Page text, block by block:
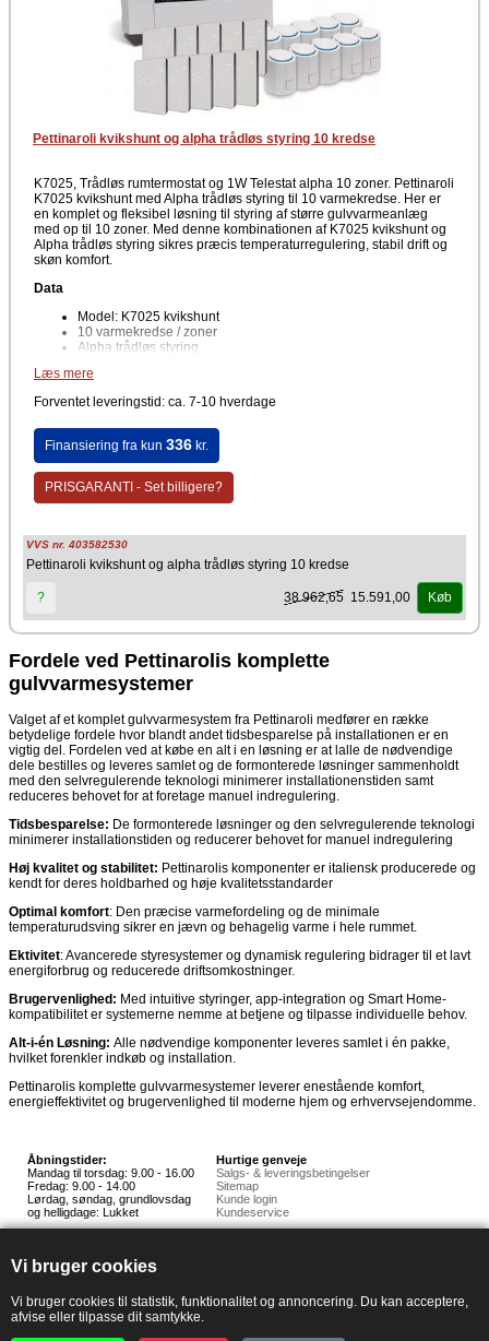
Vi bruger cookies
Vi bruger cookies til statistik, funktionalitet og annoncering. Du kan acceptere,
afvise eller tilpasse dit samtykke.
Pettinaroli kvikshunt og alpha trådløs styring 10 kredse
K7025, Trådløs rumtermostat og 1W Telestat alpha 10 zoner. Pettinaroli
K7025 kvikshunt med Alpha trådløs styring til 10 varmekredse. Her er
en komplet og fleksibel løsning til styring af større gulvvarmeanlæg
med op til 10 zoner. Med denne kombinationen af K7025 kvikshunt og
Alpha trådløs styring sikres præcis temperaturregulering, stabil drift og
skøn komfort.
Data
Model: K7025 kvikshunt
10 varmekredse / zoner
Alpha trådløs styring
1 W telestat
Velegnet til gulvvarme og lavtemperaturanlæg. Kan integreres i både
Fordele
Individuel temperaturstyring i op til 10 zoner
Trådløs styring giver fleksibel placering af rumtermostaten
Effektiv varmefordeling
Præcis temperaturregulering
Pettinaroli K7025 kvikshunt er designet til regulering af
fremløbstemperaturen i gulvvarmesystemer med flere kredse. Med den
medfølgende Alpha trådløse styring kan temperaturen justeres
trådløst med 1W telestaten. Effektiv sørger systemet for at varmen bliver
leveret præcist efter behov i hver kreds/zone. På den måde opnås en
mere en mere ensartet temperatur i boligen. Samtidig kan det være
intelligent og behovsstyret varmestyring.
Producent
Pettinaroli
Læs mere
Forventet leveringstid: ca. 7-10 hverdage
Finansiering fra kun 336kr.
PRISGARANTI - Set billigere?
VVS nr. 403582530
Pettinaroli kvikshunt og alpha trådløs styring 10 kredse
? 38.962,65 15.591,00 Køb
Fordele ved Pettinarolis komplette
gulvvarmesystemer
Valget af et komplet gulvvarmesystem fra Pettinaroli medfører en række
betydelige fordele hvor blandt andet tidsbesparelse på installationen er en
vigtig del. Fordelen ved at købe en alt i en løsning er at lalle de nødvendige
dele bestilles og leveres samlet og de formonterede løsninger sammenholdt
med den selvregulerende teknologi minimerer installationenstiden samt
reduceres behovet for at foretage manuel indregulering.
Tidsbesparelse: De formonterede løsninger og den selvregulerende teknologi
minimerer installationstiden og reducerer behovet for manuel indregulering
Høj kvalitet og stabilitet: Pettinarolis komponenter er italiensk producerede og
kendt for deres holdbarhed og høje kvalitetsstandarder
Optimal komfort: Den præcise varmefordeling og de minimale
temperaturudsving sikrer en jævn og behagelig varme i hele rummet.
Ektivitet: Avancerede styresystemer og dynamisk regulering bidrager til et lavt
energiforbrug og reducerede driftsomkostninger.
Brugervenlighed: Med intuitive styringer, app-integration og Smart Home-
kompatibilitet er systemerne nemme at betjene og tilpasse individuelle behov.
Alt-i-én Løsning: Alle nødvendige komponenter leveres samlet i én pakke,
hvilket forenkler indkøb og installation.
Pettinarolis komplette gulvvarmesystemer leverer enestående komfort,
energieffektivitet og brugervenlighed til moderne hjem og erhvervsejendomme.
Åbningstider:
Mandag til torsdag: 9.00 - 16.00
Fredag: 9.00 - 14.00
Lørdag, søndag, grundlovsdag
og helligdage: Lukket
Hurtige genveje
Salgs- & leveringsbetingelser
Sitemap
Kunde login
Kundeservice
Hunnerupvej 3, 6920 Videbæk
E-mail:salg@hedestoker.dk
PA: